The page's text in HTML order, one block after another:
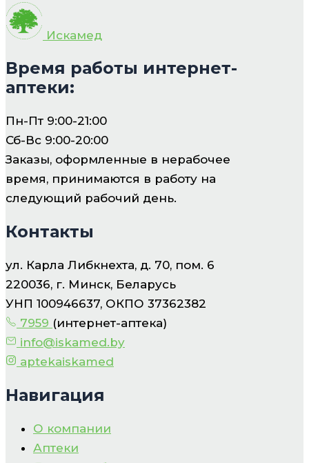
Искамед
Время работы интернет-
аптеки:
Пн-Пт 9:00-21:00
Сб-Вс 9:00-20:00
Заказы, оформленные в нерабочее
время, принимаются в работу на
следующий рабочий день.
Контакты
ул. Карла Либкнехта, д. 70, пом. 6
220036, г. Минск, Беларусь
УНП 100946637, ОКПО 37362382
7959 (интернет-аптека)
info@iskamed.by
aptekaiskamed
Навигация
О компании
Аптеки